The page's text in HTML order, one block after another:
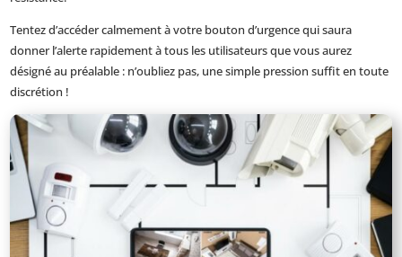
Tentez d’accéder calmement à votre bouton d’urgence qui saura
donner l’alerte rapidement à tous les utilisateurs que vous aurez
désigné au préalable : n’oubliez pas, une simple pression suffit en toute
discrétion !